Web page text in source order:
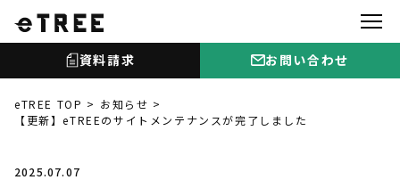
資料請求 お問い合わせ
eTREE TOP
お知らせ
【更新】eTREEのサイトメンテナンスが完了しました
2025.07.07